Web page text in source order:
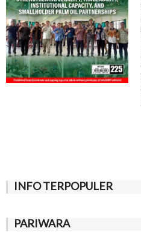
INFO TERPOPULER
PARIWARA